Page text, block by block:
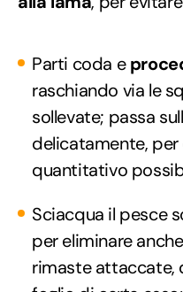
Parti coda e
raschiando via le
sollevate; passa
delicatamente,
quantitativo
Sciacqua il pesce
per eliminare
rimaste attaccate,